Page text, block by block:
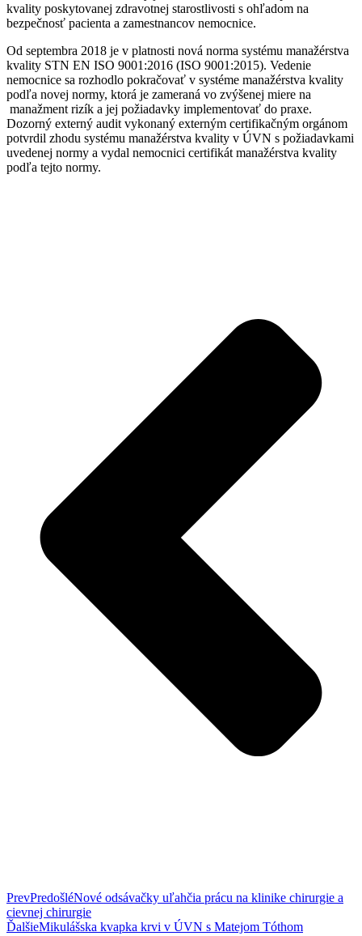
kvality poskytovanej zdravotnej starostlivosti s ohľadom na
bezpečnosť pacienta a zamestnancov nemocnice.
Od septembra 2018 je v platnosti nová norma systému manažérstva
kvality STN EN ISO 9001:2016 (ISO 9001:2015). Vedenie
nemocnice sa rozhodlo pokračovať v systéme manažérstva kvality
podľa novej normy, ktorá je zameraná vo zvýšenej miere na
manažment rizík a jej požiadavky implementovať do praxe.
Dozorný externý audit vykonaný externým certifikačným orgánom
potvrdil zhodu systému manažérstva kvality v ÚVN s požiadavkami
uvedenej normy a vydal nemocnici certifikát manažérstva kvality
podľa tejto normy.
PrevPredošléNové odsávačky uľahčia prácu na klinike chirurgie a
cievnej chirurgie
ĎalšieMikulášska kvapka krvi v ÚVN s Matejom Tóthom